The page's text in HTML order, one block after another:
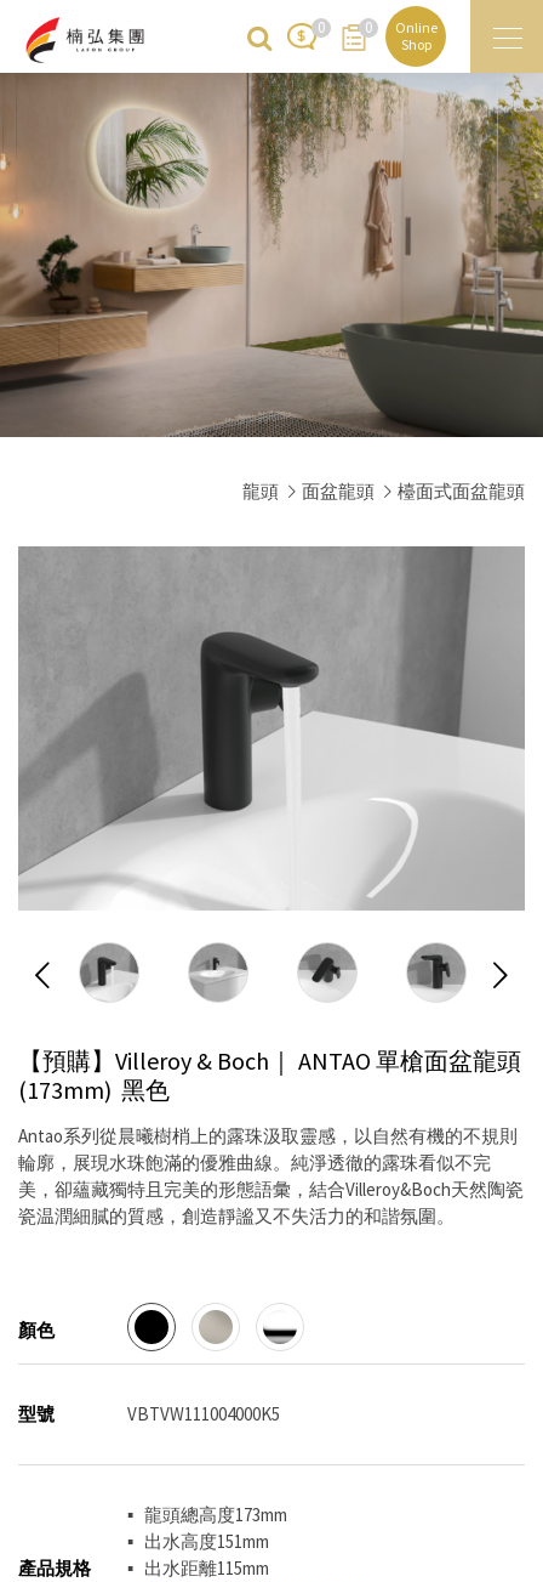
0 0
Online
Shop
龍頭 面盆龍頭 檯面式面盆龍頭
【預購】Villeroy & Boch｜ ANTAO 單槍面盆龍頭
(173mm) 黑色
Antao系列從晨曦樹梢上的露珠汲取靈感，以自然有機的不規則
輪廓，展現水珠飽滿的優雅曲線。純淨透徹的露珠看似不完
美，卻蘊藏獨特且完美的形態語彙，結合Villeroy&Boch天然陶瓷
瓷温潤細膩的質感，創造靜謐又不失活力的和諧氛圍。
顏色
型號 VBTVW111004000K5
產品規格
▪ 龍頭總高度173mm
▪ 出水高度151mm
▪ 出水距離115mm